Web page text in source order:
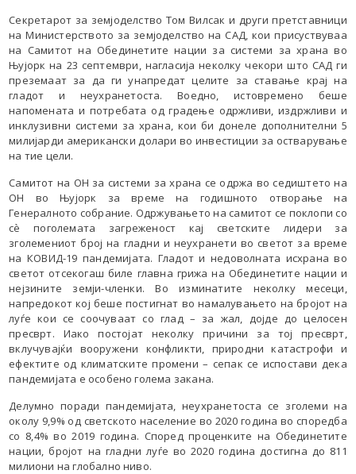
Секретарот за земјоделство Том Вилсак и други претставници
на Министерството за земјоделство на САД, кои присуствуваа
на Самитот на Обединетите нации за системи за храна во
Њујорк на 23 септември, нагласија неколку чекори што САД ги
преземаат за да ги унапредат целите за ставање крај на
гладот ​​и неухранетоста. Воедно, истовремено беше
напомената и потребата од градење одржливи, издржливи и
инклузивни системи за храна, кои би донеле дополнителни 5
милијарди американски долари во инвестиции за остварување
на тие цели.
Самитот на ОН за системи за храна се одржа во седиштето на
ОН во Њујорк за време на годишното отворање на
Генералното собрание. Одржувањето на самитот се поклопи со
сѐ поголемата загреженост кај светските лидери за
зголемениот број на гладни и неухранети во светот за време
на КОВИД-19 пандемијата. Гладот ​​и недоволната исхрана во
светот отсекогаш биле главна грижа на Обединетите нации и
нејзините земји-членки. Во изминатите неколку месеци,
напредокот кој беше постигнат во намалувањето на бројот на
луѓе кои се соочуваат со глад – за жал, дојде до целосен
пресврт. Иако постојат неколку причини за тој пресврт,
вклучувајќи вооружени конфликти, природни катастрофи и
ефектите од климатските промени – сепак се испостави дека
пандемијата е особено голема закана.
Делумно поради пандемијата, неухранетоста се зголеми на
околу 9,9% од светското население во 2020 година во споредба
со 8,4% во 2019 година. Според проценките на Обединетите
нации, бројот на гладни луѓе во 2020 година достигна до 811
милиони на глобално ниво.